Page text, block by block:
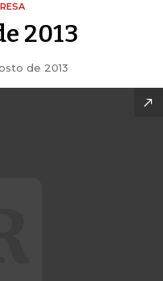
2013
de 2013